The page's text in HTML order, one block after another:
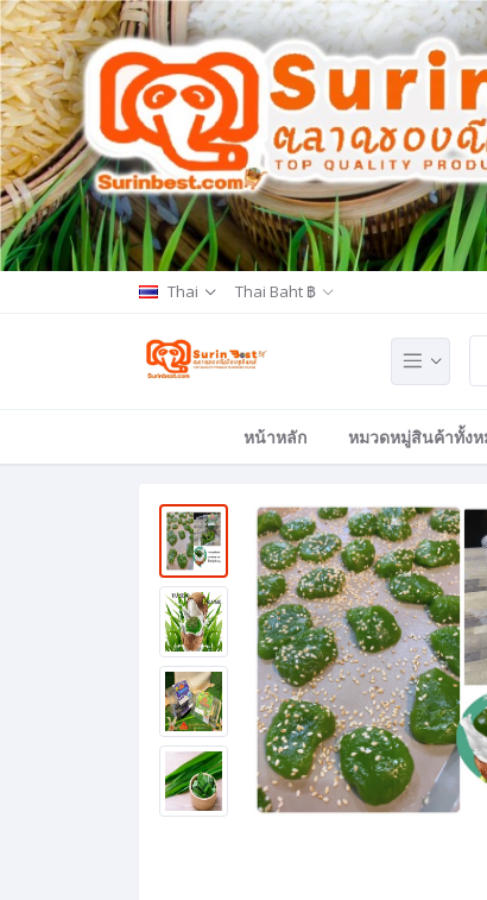
Thai Thai Baht ฿
หน้าหลัก หมวดหมู่สินค้าทั้ง